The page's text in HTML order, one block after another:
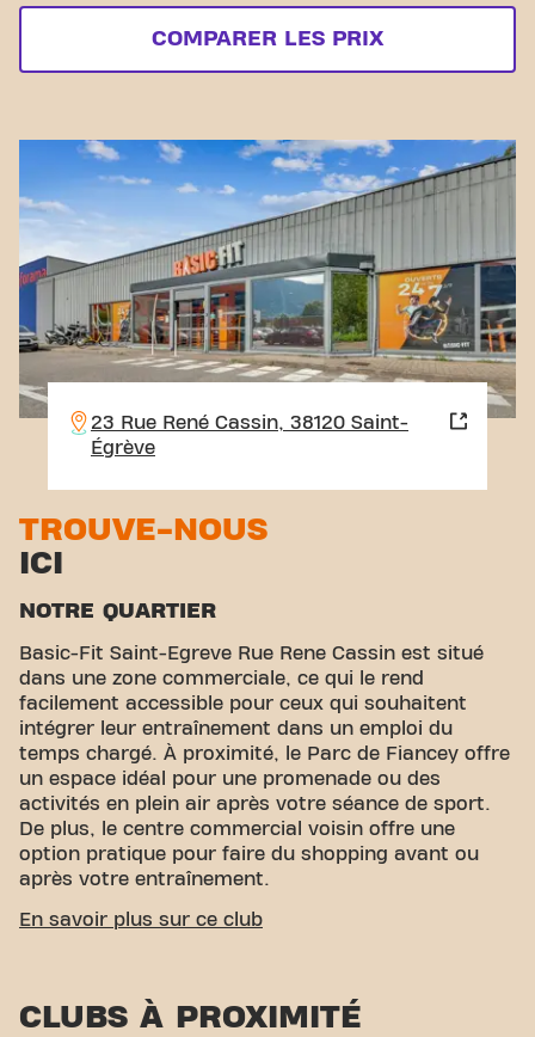
COMPARER LES PRIX
23 Rue René Cassin, 38120 Saint-
Égrève
TROUVE-NOUS
ICI
NOTRE QUARTIER
Basic-Fit Saint-Egreve Rue Rene Cassin est situé
dans une zone commerciale, ce qui le rend
facilement accessible pour ceux qui souhaitent
intégrer leur entraînement dans un emploi du
temps chargé. À proximité, le Parc de Fiancey offre
un espace idéal pour une promenade ou des
activités en plein air après votre séance de sport.
De plus, le centre commercial voisin offre une
option pratique pour faire du shopping avant ou
après votre entraînement.
ACCESSIBILITÉ FACILE
Parking Guyarderie se trouve à 600m. Avec notre
En savoir plus sur ce club
CLUBS À PROXIMITÉ